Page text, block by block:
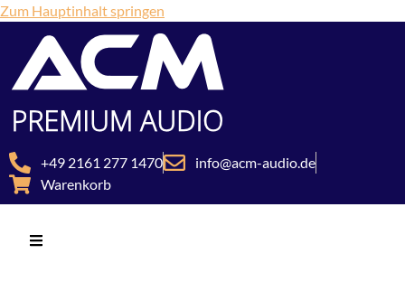
Zum Hauptinhalt springen
+49 2161 277 1470
info@acm-audio.de
Warenkorb